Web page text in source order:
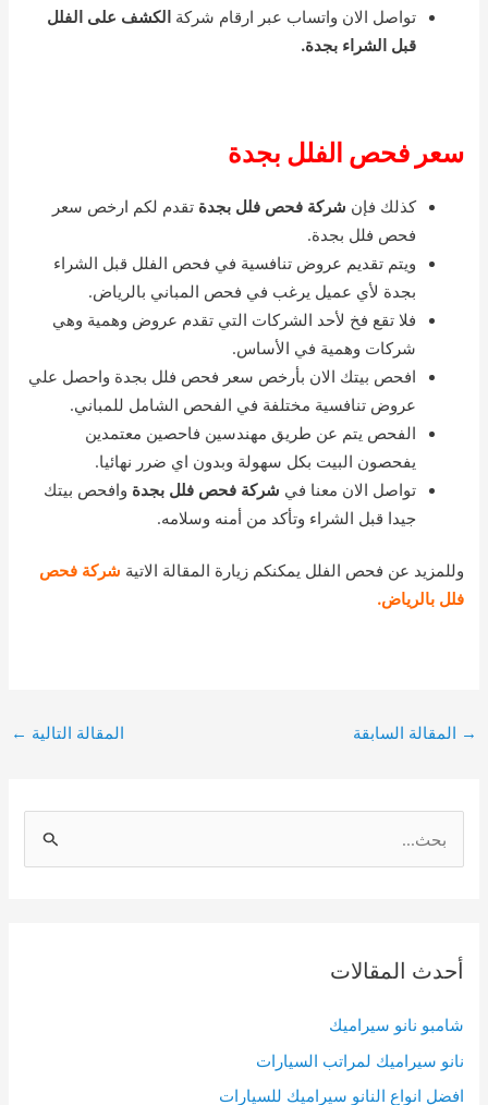
تواصل الان واتساب عبر ارقام شركة الكشف على الفلل
قبل الشراء بجدة.
سعر فحص الفلل بجدة
كذلك فإن شركة فحص فلل بجدة تقدم لكم ارخص سعر
فحص فلل بجدة.
ويتم تقديم عروض تنافسية في فحص الفلل قبل الشراء
بجدة لأي عميل يرغب في فحص المباني بالرياض.
فلا تقع فخ لأحد الشركات التي تقدم عروض وهمية وهي
شركات وهمية في الأساس.
افحص بيتك الان بأرخص سعر فحص فلل بجدة واحصل علي
عروض تنافسية مختلفة في الفحص الشامل للمباني.
الفحص يتم عن طريق مهندسين فاحصين معتمدين
يفحصون البيت بكل سهولة وبدون اي ضرر نهائيا.
تواصل الان معنا في شركة فحص فلل بجدة وافحص بيتك
جيدا قبل الشراء وتأكد من أمنه وسلامه.
وللمزيد عن فحص الفلل يمكنكم زيارة المقالة الاتية شركة فحص
فلل بالرياض.
Post→ المقالة السابقة المقالة التالية ←
c
hأحدث المقالات
شامبو نانو سيراميك
نانو سيراميك لمراتب السيارات
افضل انواع النانو سيراميك للسيارات